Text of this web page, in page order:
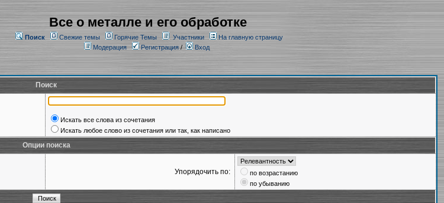
Все о металле и его обработке
Поиск Свежие темы Горячие Темы Участники
На главную страницу
Модерация
Регистрация/ Вход
Поиск
Искать все слова из сочетания
Искать любое слово из сочетания или так, как написано
Опции поиска
Упорядочить по:
по возрастанию
по убыванию